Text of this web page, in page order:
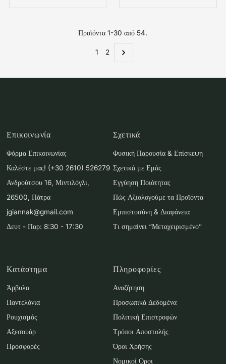
Προϊόντα 1-30 από 54.
1 2
Επικοινωνία
Φόρμα Επικοινωνίας
Καλέστε μας! (+30 2610) 526279
Ανδρούτσου 16, Μιντιλόγλι,
26500, Πάτρα
jgiannak@gmail.com
Δευτ - Παρ: 8:30 - 17:30
Σχετικά
Φυσική Παρουσία & Επίσκεψη
Σχετικά με Εμάς
Εγγύηση Ποιότητας
Πώς Αξιολογούμε τα Προϊόντα
Εμπιστοσύνη & Διαφάνεια
Τι σημαίνει “Μεταχειρισμένο”
Κατάστημα
Άρβυλα
Παντελόνια
Ρουχισμός
Αξεσουάρ
Προσφορές
Πληροφορίες
Αναζήτηση
Προσωπικά Δεδομένα
Πολιτική Επιστροφών
Τρόποι Αποστολής
Όροι Χρήσης
Νομικοί Οροι